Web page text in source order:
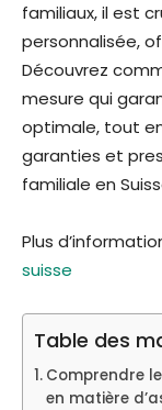
familiaux, il est
personnalisée,
Découvrez
mesure qui
optimale, tout
garanties et
familiale en
Plus
suisse
Table des
Comprendre
en matière